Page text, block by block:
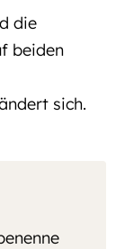
die
beiden
sich.